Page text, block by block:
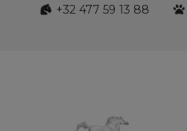
+32 477 59 13 88